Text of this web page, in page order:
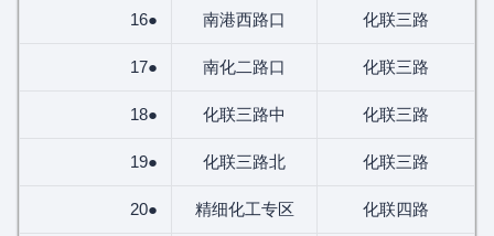
16● 南港西路口 化联三路
17● 南化二路口 化联三路
18● 化联三路中 化联三路
19● 化联三路北 化联三路
20● 精细化工专区 化联四路